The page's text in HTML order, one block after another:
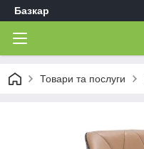
Базкар
Товари та послуги